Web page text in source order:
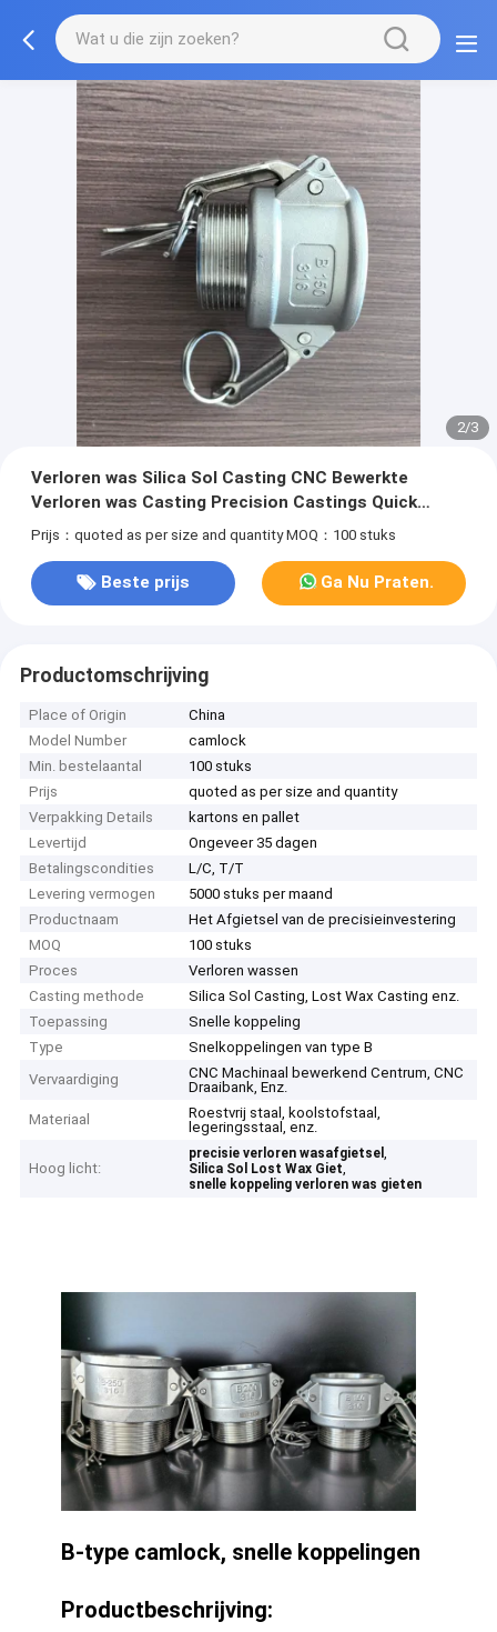
2/3
Verloren was Silica Sol Casting CNC Bewerkte
Verloren was Casting Precision Castings Quick
couplings
Prijs：quoted as per size and quantity MOQ：100 stuks
Beste prijs Ga Nu Praten.
Productomschrijving
Place of Origin
China
Model Number
camlock
Min. bestelaantal
100 stuks
Prijs
quoted as per size and quantity
Verpakking Details
kartons en pallet
Levertijd
Ongeveer 35 dagen
Betalingscondities
L/C, T/T
Levering vermogen
5000 stuks per maand
Productnaam
Het Afgietsel van de precisieinvestering
MOQ
100 stuks
Proces
Verloren wassen
Casting methode
Silica Sol Casting, Lost Wax Casting enz.
Toepassing
Snelle koppeling
Type
Snelkoppelingen van type B
Vervaardiging
CNC Machinaal bewerkend Centrum, CNC
Draaibank, Enz.
Materiaal
Roestvrij staal, koolstofstaal,
legeringsstaal, enz.
Hoog licht:
precisie verloren wasafgietsel,
Silica Sol Lost Wax Giet,
snelle koppeling verloren was gieten
B-type camlock, snelle koppelingen
Productbeschrijving: